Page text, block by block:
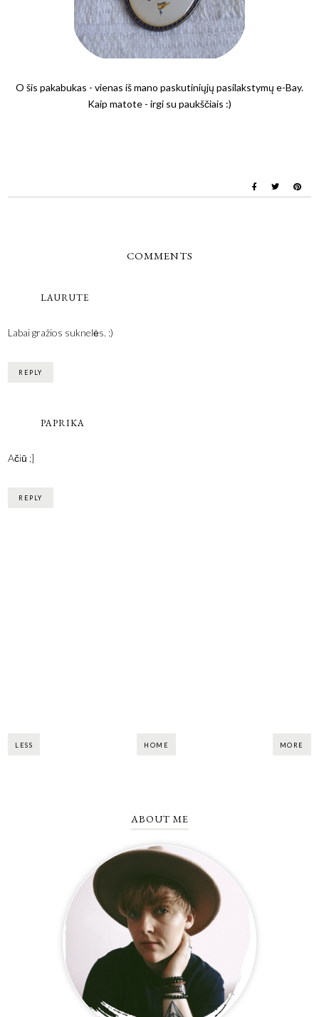
O šis pakabukas - vienas iš mano paskutiniųjų pasilakstymų e-Bay.
Kaip matote - irgi su paukščiais :)
COMMENTS
LAURUTE
Labai gražios suknelės. :)
REPLY
PAPRIKA
Ačiū ;]
REPLY
LESS HOME MORE
ABOUT ME